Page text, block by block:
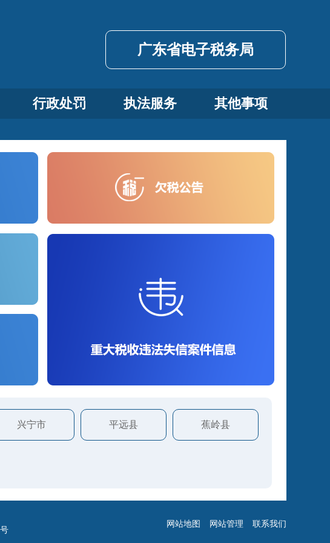
广东省电子税务局
行政处罚 执法服务 其他事项
兴宁市 平远县 蕉岭县
网站地图 网站管理 联系我们